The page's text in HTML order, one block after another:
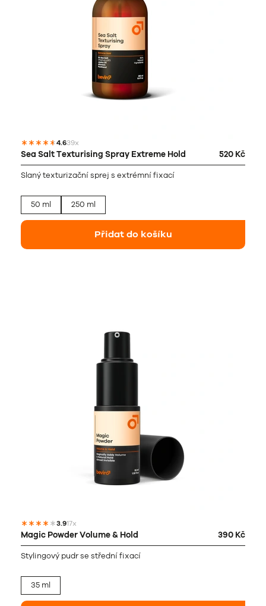
4.639x
Sea Salt Texturising Spray Extreme Hold 520 Kč
Slaný texturizační sprej s extrémní fixací
50 ml 250 ml
Přidat do košíku
3.917x
Magic Powder Volume & Hold 390 Kč
Stylingový pudr se střední fixací
35 ml